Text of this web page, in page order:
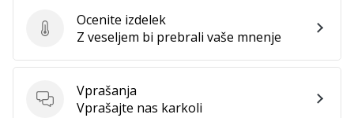
Ocenite izdelek
Ocenite izdelek
Z veseljem bi prebrali vaše mnenje
Vprašanja
Vprašanja
Vprašajte nas karkoli